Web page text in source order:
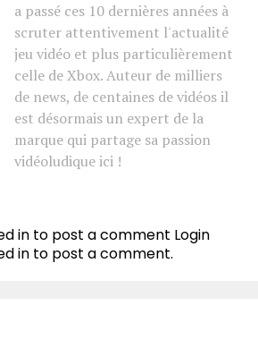
a passé ces 10 dernières années à
scruter attentivement l'actualité
jeu vidéo et plus particulièrement
celle de Xbox. Auteur de milliers
de news, de centaines de vidéos il
est désormais un expert de la
marque qui partage sa passion
vidéoludique ici !
in to post a comment Login
in to post a comment.